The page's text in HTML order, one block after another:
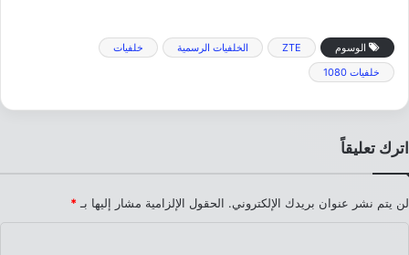
الوسوم ZTE الخلفيات الرسمية
خلفيات
خلفيات 1080
اترك تعليقاً
لن يتم نشر عنوان بريدك الإلكتروني. الحقول الإلزامية مشار إليها بـ *